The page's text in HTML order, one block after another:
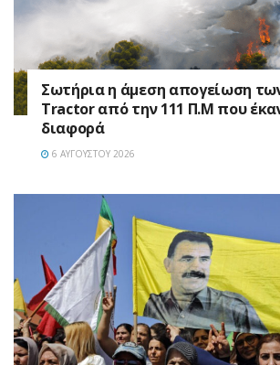
Σωτήρια η άμεση απογείωση
Tractor από την 111 Π.M που
διαφορά
6 ΑΥΓΟΎΣΤΟΥ 2026